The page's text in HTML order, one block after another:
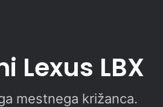
Lexus LBX
mestnega križanca.